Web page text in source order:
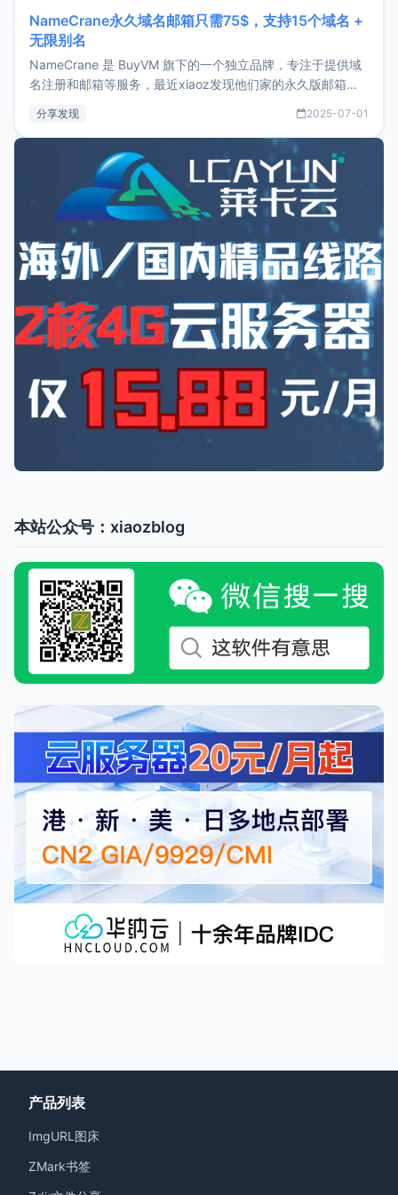
NameCrane永久域名邮箱只需75$，支持15个域名 +
无限别名
NameCrane 是 BuyVM 旗下的一个独立品牌，专注于提供域
名注册和邮箱等服务，最近xiaoz发现他们家的永久版邮箱服
又实惠的域名邮箱，不妨尝试一下 NameCrane。注册
NameCraneNameCrane不支持直接注册，必须要购买
分享发现 2025-07-01
本站公众号：xiaozblog
产品列表
ImgURL图床
ZMark书签